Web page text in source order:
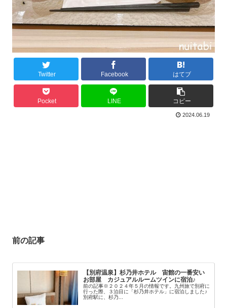
Twitter Facebook はてブ
Pocket LINE コピー
2024.06.19
前の記事
【別府温泉】杉乃井ホテル 宙館の一番安い
お部屋 カジュアルルームツインに宿泊♪
前の記事※２０２４年５月の情報です。九州旅で別府に
行った際、３泊目に「杉乃井ホテル」に宿泊しました♪
別府駅に、杉乃...